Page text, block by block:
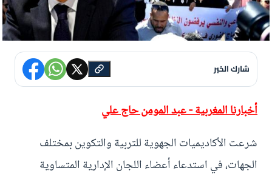
شارك الخبر
أخبارنا المغربية - عبد المومن حاج علي
شرعت الأكاديميات الجهوية للتربية والتكوين بمختلف
الجهات، في استدعاء أعضاء اللجان الإدارية المتساوية